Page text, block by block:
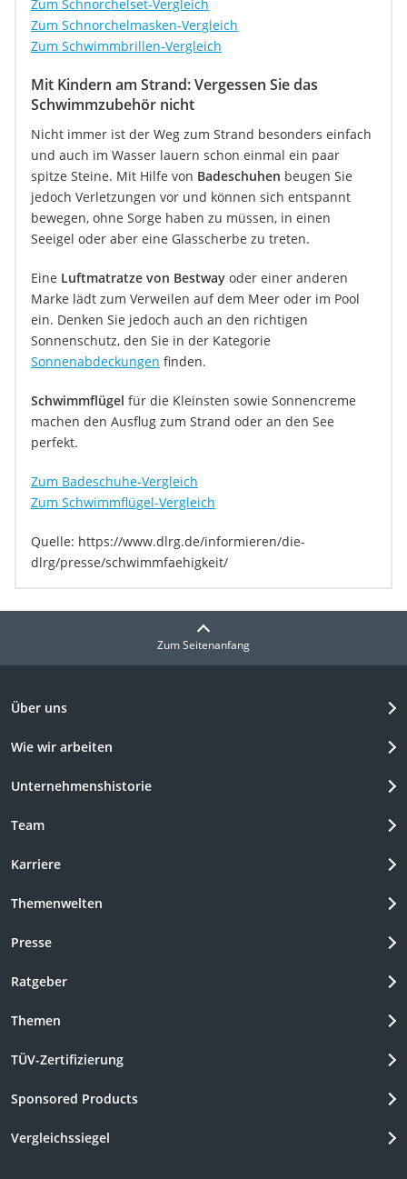
Zum Schnorchelset-Vergleich
Zum Schnorchelmasken-Vergleich
Zum Schwimmbrillen-Vergleich
Mit Kindern am Strand: Vergessen Sie das
Schwimmzubehör nicht
Nicht immer ist der Weg zum Strand besonders einfach
und auch im Wasser lauern schon einmal ein paar
spitze Steine. Mit Hilfe von Badeschuhen beugen Sie
jedoch Verletzungen vor und können sich entspannt
bewegen, ohne Sorge haben zu müssen, in einen
Seeigel oder aber eine Glasscherbe zu treten.
Eine Luftmatratze von Bestway oder einer anderen
Marke lädt zum Verweilen auf dem Meer oder im Pool
ein. Denken Sie jedoch auch an den richtigen
Sonnenschutz, den Sie in der Kategorie
Sonnenabdeckungen finden.
Schwimmflügel für die Kleinsten sowie Sonnencreme
machen den Ausflug zum Strand oder an den See
perfekt.
Zum Badeschuhe-Vergleich
Zum Schwimmflügel-Vergleich
Quelle: https://www.dlrg.de/informieren/die-
dlrg/presse/schwimmfaehigkeit/
Zum Seitenanfang
Über uns
Wie wir arbeiten
Unternehmenshistorie
Team
Karriere
Themenwelten
Presse
Ratgeber
Themen
TÜV-Zertifizierung
Sponsored Products
Vergleichssiegel